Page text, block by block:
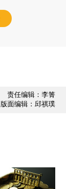
责任编辑：李箐
版面编辑：邱祺璞